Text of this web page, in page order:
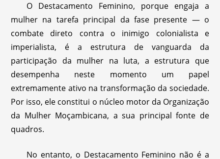
O Destacamento Feminino, porque engaja a
mulher na tarefa principal da fase presente — o
combate direto contra o inimigo colonialista e
imperialista, é a estrutura de vanguarda da
participação da mulher na luta, a estrutura que
desempenha neste momento um papel
extremamente ativo na transformação da sociedade.
Por isso, ele constitui o núcleo motor da Organização
da Mulher Moçambicana, a sua principal fonte de
quadros.
No entanto, o Destacamento Feminino não é a